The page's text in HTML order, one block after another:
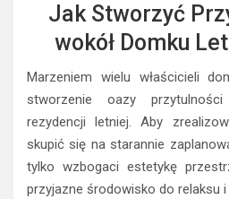
Jak Stworzyć
wokół Domku
Marzeniem wielu właścicieli
stworzenie oazy
rezydencji letniej. Aby
skupić się na starannie
tylko wzbogaci estetykę
przyjazne środowisko do relaksu